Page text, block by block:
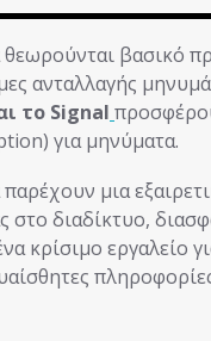
βασικό
ανταλλαγής
το Signal
για μηνύματα.
μια
στο διαδίκτυο,
κρίσιμο εργαλείο